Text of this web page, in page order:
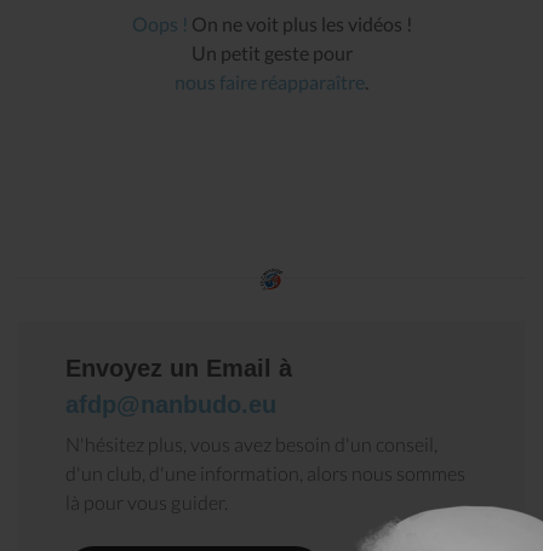
Oops ! On ne voit plus les vidéos !
Un petit geste pour
nous faire réapparaître.
Envoyez un Email à
afdp@nanbudo.eu
N'hésitez plus, vous avez besoin d'un conseil,
d'un club, d'une information, alors nous sommes
là pour vous guider.